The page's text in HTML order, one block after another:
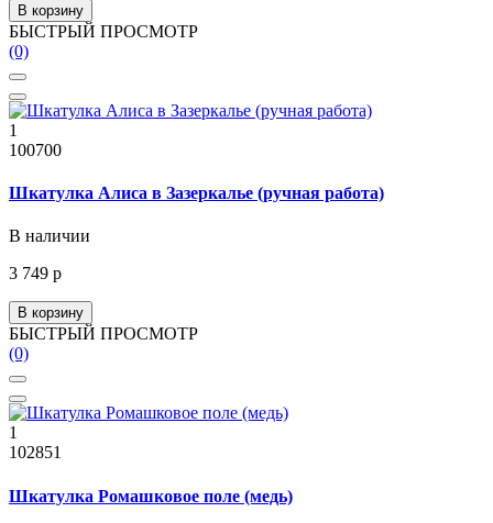
В корзину
БЫСТРЫЙ ПРОСМОТР
(0)
1
100700
Шкатулка Алиса в Зазеркалье (ручная работа)
В наличии
3 749 р
В корзину
БЫСТРЫЙ ПРОСМОТР
(0)
1
102851
Шкатулка Ромашковое поле (медь)